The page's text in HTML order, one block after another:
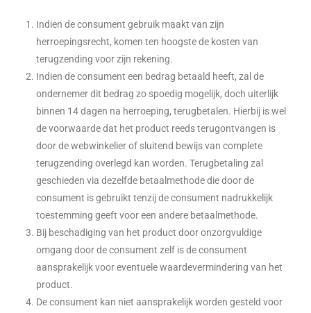
Indien de consument gebruik maakt van zijn
herroepingsrecht, komen ten hoogste de kosten van
terugzending voor zijn rekening.
Indien de consument een bedrag betaald heeft, zal de
ondernemer dit bedrag zo spoedig mogelijk, doch uiterlijk
binnen 14 dagen na herroeping, terugbetalen. Hierbij is wel
de voorwaarde dat het product reeds terugontvangen is
door de webwinkelier of sluitend bewijs van complete
terugzending overlegd kan worden. Terugbetaling zal
geschieden via dezelfde betaalmethode die door de
consument is gebruikt tenzij de consument nadrukkelijk
toestemming geeft voor een andere betaalmethode.
Bij beschadiging van het product door onzorgvuldige
omgang door de consument zelf is de consument
aansprakelijk voor eventuele waardevermindering van het
product.
De consument kan niet aansprakelijk worden gesteld voor